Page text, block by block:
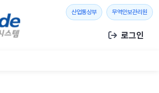
산업통상부새 창 열기무역안보관리원 새
로그인